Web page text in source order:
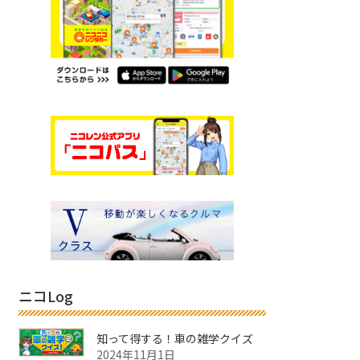
ニコLog
知って得する！車の雑学クイズ
2024年11月1日